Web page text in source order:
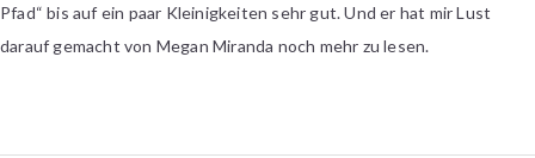
Pfad“ bis auf ein paar Kleinigkeiten sehr gut. Und er hat mir Lust
darauf gemacht von Megan Miranda noch mehr zu lesen.